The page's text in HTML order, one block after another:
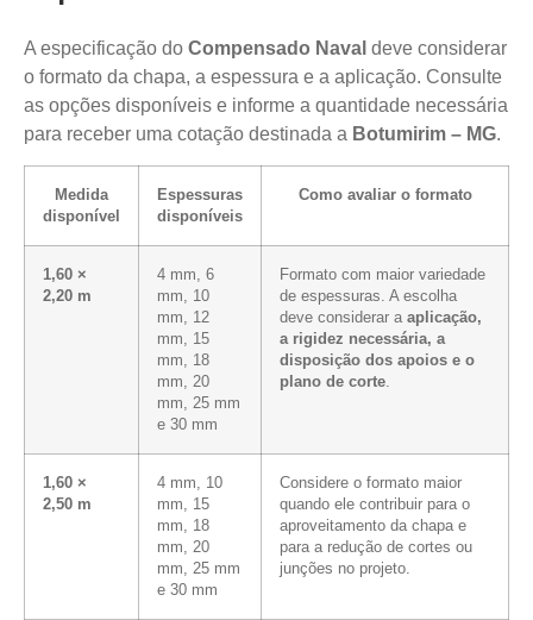
A especificação do Compensado Naval deve considerar
o formato da chapa, a espessura e a aplicação. Consulte
as opções disponíveis e informe a quantidade necessária
para receber uma cotação destinada a Botumirim – MG.
Medida
disponível
Espessuras
disponíveis
Como avaliar o formato
1,60 ×
2,20 m
4 mm, 6
mm, 10
mm, 12
mm, 15
mm, 18
mm, 20
mm, 25 mm
e 30 mm
Formato com maior variedade
de espessuras. A escolha
deve considerar a aplicação,
a rigidez necessária, a
disposição dos apoios e o
plano de corte.
1,60 ×
2,50 m
4 mm, 10
mm, 15
mm, 18
mm, 20
mm, 25 mm
e 30 mm
Considere o formato maior
quando ele contribuir para o
aproveitamento da chapa e
para a redução de cortes ou
junções no projeto.